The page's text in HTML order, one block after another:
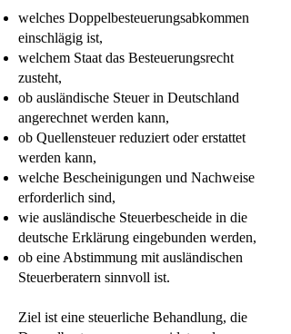
welches Doppelbesteuerungsabkommen
einschlägig ist,
welchem Staat das Besteuerungsrecht
zusteht,
ob ausländische Steuer in Deutschland
angerechnet werden kann,
ob Quellensteuer reduziert oder erstattet
werden kann,
welche Bescheinigungen und Nachweise
erforderlich sind,
wie ausländische Steuerbescheide in die
deutsche Erklärung eingebunden werden,
ob eine Abstimmung mit ausländischen
Steuerberatern sinnvoll ist.
Ziel ist eine steuerliche Behandlung, die